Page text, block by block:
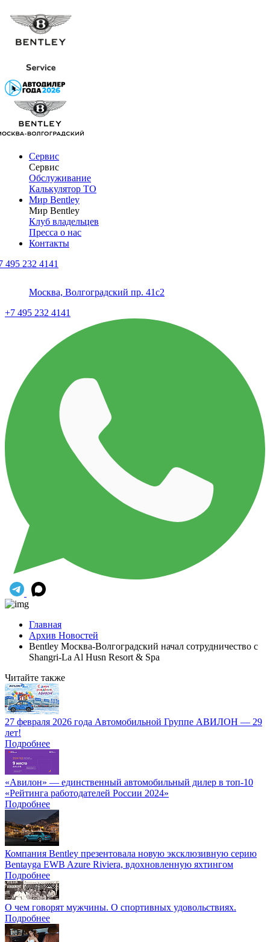
Сервис
Сервис
Обслуживание
Калькулятор ТО
Мир Bentley
Мир Bentley
Клуб владельцев
Пресса о нас
Контакты
495 232 4141
Москва, Волгоградский пр. 41с2
+7 495 232 4141
Главная
Архив Новостей
Bentley Москва-Волгоградский начал сотрудничество с
Shangri-La Al Husn Resort & Spa
Читайте также
27 февраля 2026 года Автомобильной Группе АВИЛОН — 29
лет!
Подробнее
«Авилон» — единственный автомобильный дилер в топ-10
«Рейтинга работодателей России 2024»
Подробнее
Компания Bentley презентовала новую эксклюзивную серию
Bentayga EWB Azure Riviera, вдохновленную яхтингом
Подробнее
О чем говорят мужчины. О спортивных удовольствиях.
Подробнее